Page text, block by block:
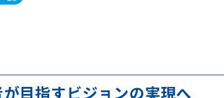
目指すビジョンの実現へ